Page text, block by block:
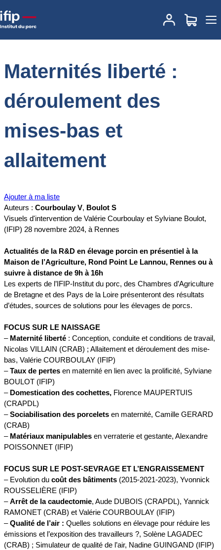
Accueil
Maternités liberté : déroulement des
mises-bas et allaitement
Maternités liberté :
déroulement des
mises-bas et
allaitement
Ajouter à ma liste
Auteurs : Courboulay V, Boulot S
Visuels d'intervention de Valérie Courboulay et Sylviane Boulot,
(IFIP) 28 novembre 2024, à Rennes
Actualités de la R&D en élevage porcin en présentiel à la
Maison de l’Agriculture, Rond Point Le Lannou, Rennes ou à
suivre à distance de 9h à 16h
Les experts de l’IFIP-Institut du porc, des Chambres d’Agriculture
de Bretagne et des Pays de la Loire présenteront des résultats
d’études, sources de solutions pour les élevages de porcs.
FOCUS SUR LE NAISSAGE
– Maternité liberté : Conception, conduite et conditions de travail,
Nicolas VILLAIN (CRAB) ; Allaitement et déroulement des mise-
bas, Valérie COURBOULAY (IFIP)
–Taux de pertes en maternité en lien avec la prolificité, Sylviane
BOULOT (IFIP)
– Domestication des cochettes, Florence MAUPERTUIS
(CRAPDL)
–Sociabilisation des porcelets en maternité, Camille GERARD
(CRAB)
– Matériaux manipulables en verraterie et gestante, Alexandre
POISSONNET (IFIP)
FOCUS SUR LE POST-SEVRAGE ET L’ENGRAISSEMENT
– Evolution du coût des bâtiments (2015-2021-2023), Yvonnick
ROUSSELIÈRE (IFIP)
–Arrêt de la caudectomie, Aude DUBOIS (CRAPDL), Yannick
RAMONET (CRAB) et Valérie COURBOULAY (IFIP)
–Qualité de l’air : Quelles solutions en élevage pour réduire les
émissions et l’exposition des travailleurs ?, Solène LAGADEC
(CRAB) ; Simulateur de qualité de l’air, Nadine GUINGAND (IFIP)